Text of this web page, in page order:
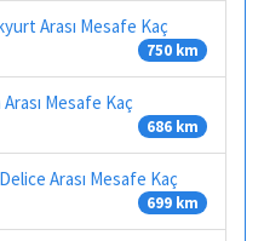
Arası Mesafe Kaç
750 km
Arası Mesafe Kaç
686 km
Arası Mesafe Kaç
699 km